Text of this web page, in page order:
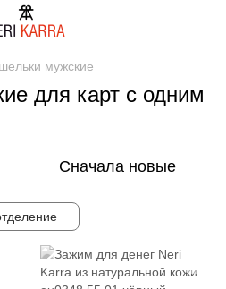
мужские
для карт с одним
Сначала новые